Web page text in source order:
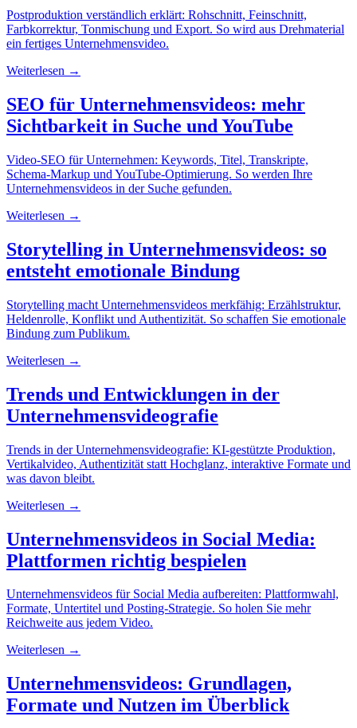
Postproduktion verständlich erklärt: Rohschnitt, Feinschnitt,
Farbkorrektur, Tonmischung und Export. So wird aus Drehmaterial
ein fertiges Unternehmensvideo.
Weiterlesen →
SEO für Unternehmensvideos: mehr
Sichtbarkeit in Suche und YouTube
Video-SEO für Unternehmen: Keywords, Titel, Transkripte,
Schema-Markup und YouTube-Optimierung. So werden Ihre
Unternehmensvideos in der Suche gefunden.
Weiterlesen →
Storytelling in Unternehmensvideos: so
entsteht emotionale Bindung
Storytelling macht Unternehmensvideos merkfähig: Erzählstruktur,
Heldenrolle, Konflikt und Authentizität. So schaffen Sie emotionale
Bindung zum Publikum.
Weiterlesen →
Trends und Entwicklungen in der
Unternehmensvideografie
Trends in der Unternehmensvideografie: KI-gestützte Produktion,
Vertikalvideo, Authentizität statt Hochglanz, interaktive Formate und
was davon bleibt.
Weiterlesen →
Unternehmensvideos in Social Media:
Plattformen richtig bespielen
Unternehmensvideos für Social Media aufbereiten: Plattformwahl,
Formate, Untertitel und Posting-Strategie. So holen Sie mehr
Reichweite aus jedem Video.
Weiterlesen →
Unternehmensvideos: Grundlagen,
Formate und Nutzen im Überblick